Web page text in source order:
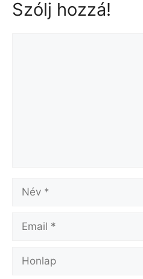
Szólj hozzá!
Név
Email
Honlap